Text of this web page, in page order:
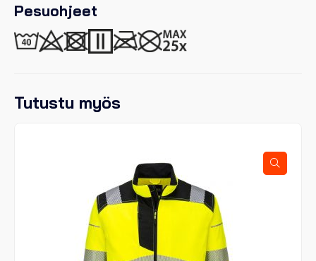
Pesuohjeet
Tutustu myös